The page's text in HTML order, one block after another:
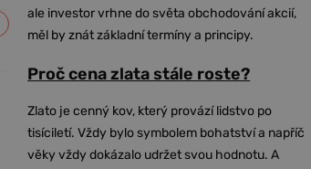
ale investor vrhne do světa obchodování akcií,
měl by znát základní termíny a principy.
Proč cena zlata stále roste?
Zlato je cenný kov, který provází lidstvo po
tisíciletí. Vždy bylo symbolem bohatství a napříč
věky vždy dokázalo udržet svou hodnotu. A